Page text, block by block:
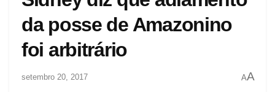
da posse de Amazonino
foi arbitrário
setembro 20, 2017 AA